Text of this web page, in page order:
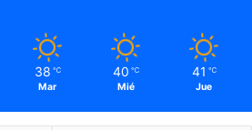
38 ℃
Mar
40 ℃
Mié
41 ℃
Jue